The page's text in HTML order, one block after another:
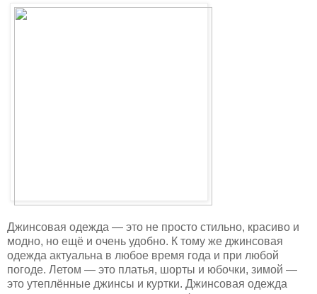
Джинсовая одежда — это не просто стильно, красиво и
модно, но ещё и очень удобно. К тому же джинсовая
одежда актуальна в любое время года и при любой
погоде. Летом — это платья, шорты и юбочки, зимой —
это утеплённые джинсы и куртки. Джинсовая одежда